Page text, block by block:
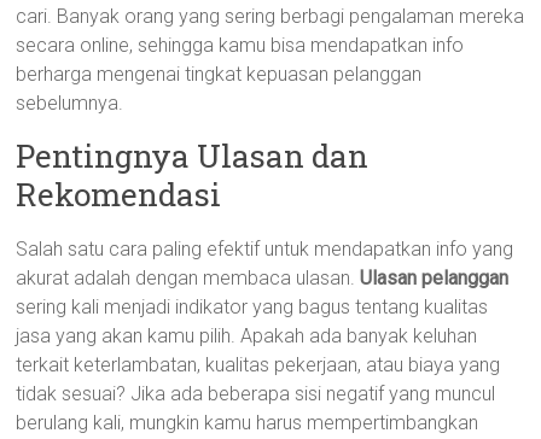
cari. Banyak orang yang sering berbagi pengalaman mereka
secara online, sehingga kamu bisa mendapatkan info
berharga mengenai tingkat kepuasan pelanggan
sebelumnya.
Pentingnya Ulasan dan
Rekomendasi
Salah satu cara paling efektif untuk mendapatkan info yang
akurat adalah dengan membaca ulasan.Ulasan pelanggan
sering kali menjadi indikator yang bagus tentang kualitas
jasa yang akan kamu pilih. Apakah ada banyak keluhan
terkait keterlambatan, kualitas pekerjaan, atau biaya yang
tidak sesuai? Jika ada beberapa sisi negatif yang muncul
berulang kali, mungkin kamu harus mempertimbangkan